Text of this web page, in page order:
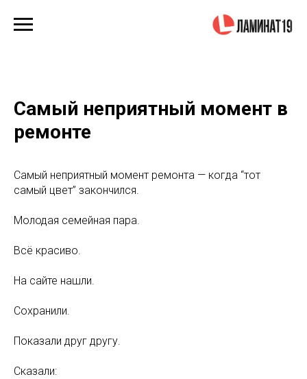
Самый неприятный момент в
ремонте
Самый неприятный момент ремонта — когда “тот
самый цвет” закончился.
Молодая семейная пара.
Всё красиво.
На сайте нашли.
Сохранили.
Показали друг другу.
Сказали: